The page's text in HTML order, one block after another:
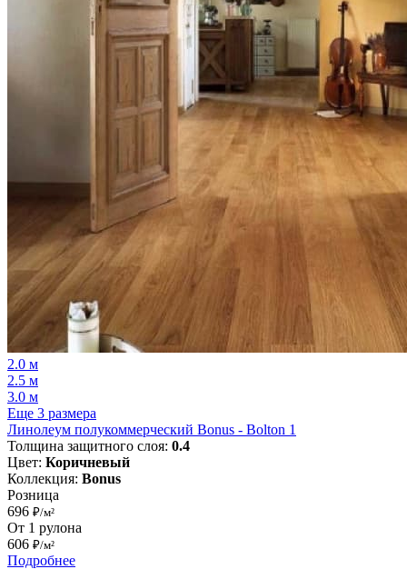
2.0 м
2.5 м
3.0 м
Еще 3 размера
Линолеум полукоммерческий Bonus - Bolton 1
Толщина защитного слоя: 0.4
Цвет: Коричневый
Коллекция: Bonus
Розница
696 ₽/м²
От 1 рулона
606 ₽/м²
Подробнее